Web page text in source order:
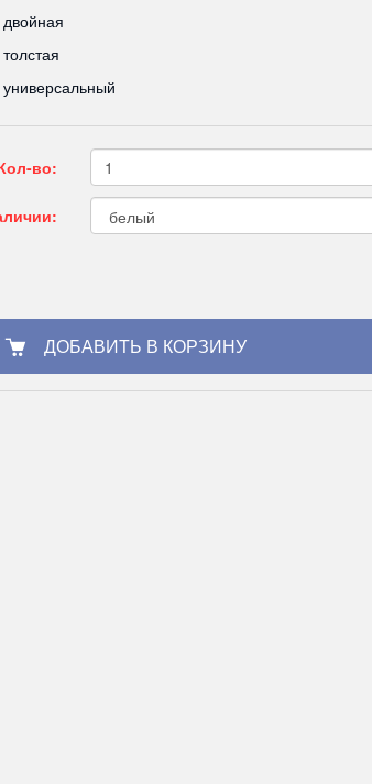
двойная
толстая
универсальный
во: